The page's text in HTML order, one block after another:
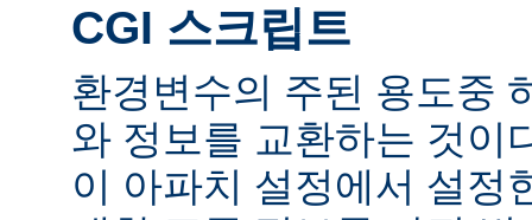
CGI 스크립트
환경변수의 주된 용도중
와 정보를 교환하는 것이
이 아파치 설정에서 설정